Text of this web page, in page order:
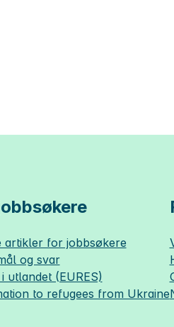
artikler for jobbsøkere
og svar
utlandet (EURES)
to refugees from Ukraine